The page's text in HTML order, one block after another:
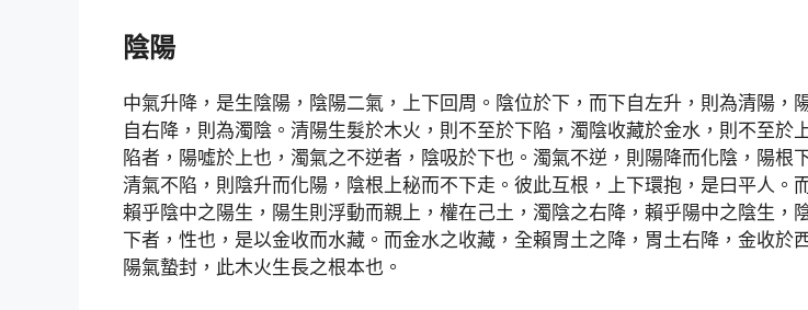
陰陽
中氣升降，是生陰陽，陰陽二氣，上下回周。陰位於下，而下自左升，則為清陽，
自右降，則為濁陰。清陽生髮於木火，則不至於下陷，濁陰收藏於金水，則不至於
陷者，陽噓於上也，濁氣之不逆者，陰吸於下也。濁氣不逆，則陽降而化陰，陽根
清氣不陷，則陰升而化陽，陰根上秘而不下走。彼此互根，上下環抱，是曰平人。
賴乎陰中之陽生，陽生則浮動而親上，權在己土，濁陰之右降，賴乎陽中之陰生，
下者，性也，是以金收而水藏。而金水之收藏，全賴胃土之降，胃土右降，金收於
陽氣蟄封，此木火生長之根本也。